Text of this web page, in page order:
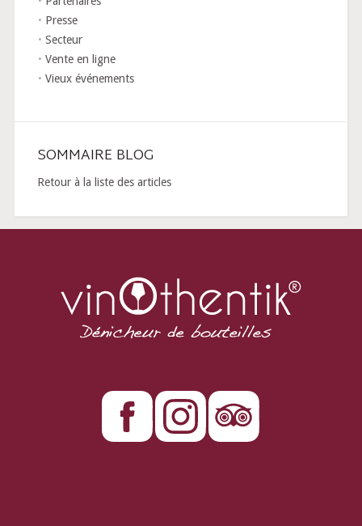
Presse
Secteur
Vente en ligne
Vieux événements
SOMMAIRE BLOG
Retour à la liste des articles